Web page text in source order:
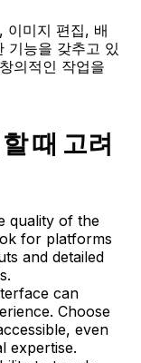
이미지 편집, 배
기능을 갖추고 있
의적인 작업을
때 고려
quality of the
for platforms
and detailed
can
Choose
even
expertise.